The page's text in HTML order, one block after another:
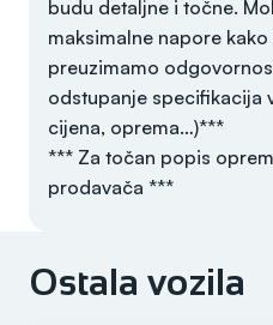
budu detaljne i točne.
maksimalne napore
preuzimamo
odstupanje specifikacija
cijena, oprema…)***
*** Za točan popis
prodavača ***
Godina
Ostala vozila